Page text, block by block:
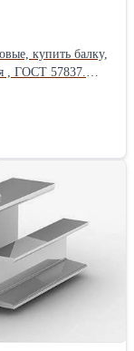
купить балку,
, ГОСТ 57837.
гост,
двутавр размер,
С245, 09Г2С,
35Б, 40Б, 45Б,
балка 20Ш, 25Ш,
90Ш, 100Ш.
. балка
из наличия с
отгрузка
производства:
Стальной